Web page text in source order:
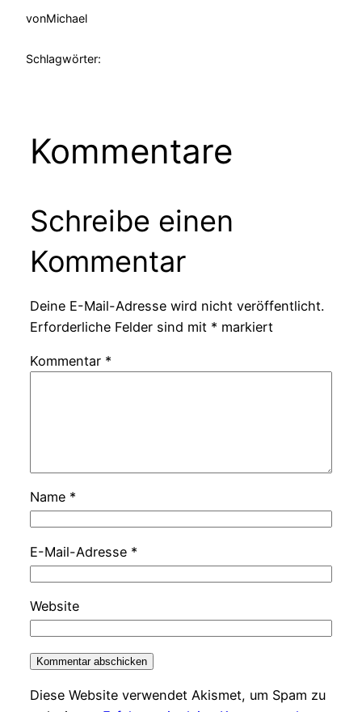
vonMichael
Schlagwörter:
Kommentare
Schreibe einen
Kommentar
Deine E-Mail-Adresse wird nicht veröffentlicht.
Erforderliche Felder sind mit * markiert
Kommentar *
Name *
E-Mail-Adresse *
Website
Diese Website verwendet Akismet, um Spam zu